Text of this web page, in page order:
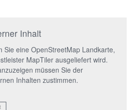
Inhalt
Sie eine OpenStreetMap Landkarte,
MapTiler ausgeliefert wird.
müssen Sie der
Inhalten zustimmen.